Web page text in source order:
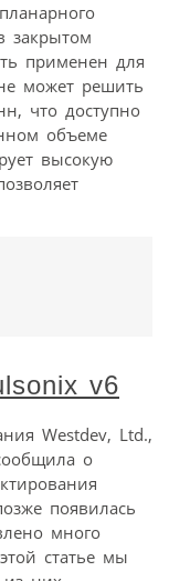
закрытом
применен для
может решить
что доступно
объеме
высокую
v6
Westdev, Ltd.,
о
появилась
много
статье мы